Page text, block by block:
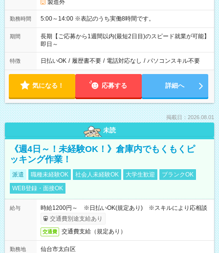
製造外
勤務時間 5:00～14:00 ※表記のうち実働8時間です。
期間
長期【ご応募から1週間以内(最短2日目)のスピード就業が可能】
即日～
特徴 日払いOK / 履歴書不要 / 電話対応なし / パソコンスキル不要
気になる！ 応募する 詳細へ
掲載日：2026.08.01
未読
《週4日～！未経験OK！》倉庫内でもくもくピ
ッキング作業！
派遣 職種未経験OK 社会人未経験OK 大学生歓迎
ブランクOK
WEB登録・面接OK
給与
時給1200円～ ※日払いOK(規定あり) ※スキルにより応相談
交通費別途支給あり
交通費 交通費支給（規定あり）
勤務地
仙台市太白区